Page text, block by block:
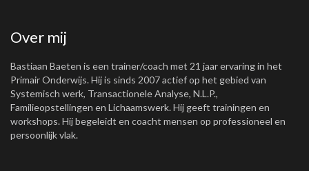
Over mij
Bastiaan Baeten is een trainer/coach met 21 jaar ervaring in het
Primair Onderwijs. Hij is sinds 2007 actief op het gebied van
Systemisch werk, Transactionele Analyse, N.L.P.,
Familieopstellingen en Lichaamswerk. Hij geeft trainingen en
workshops. Hij begeleidt en coacht mensen op professioneel en
persoonlijk vlak.